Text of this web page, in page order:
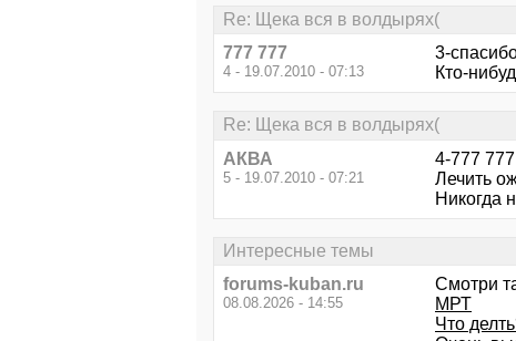
Re: Щека вся в волдырях(
777 777
4 - 19.07.2010 - 07:13
3-
Кто-
Re: Щека вся в волдырях(
АКВА
5 - 19.07.2010 - 07:21
4-777
Лечить
Никогда
Интересные темы
forums-kuban.ru
08.08.2026 - 14:55
Смотри
МРТ
Что